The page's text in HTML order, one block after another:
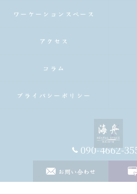
090-4662-
お問い合わせ
ワーケーションスペース
アクセス
コラム
プライバシーポリシー
© 2026 千葉のレンタルスペース海舟｜個室・スタ
完備 ALL RIGHTS